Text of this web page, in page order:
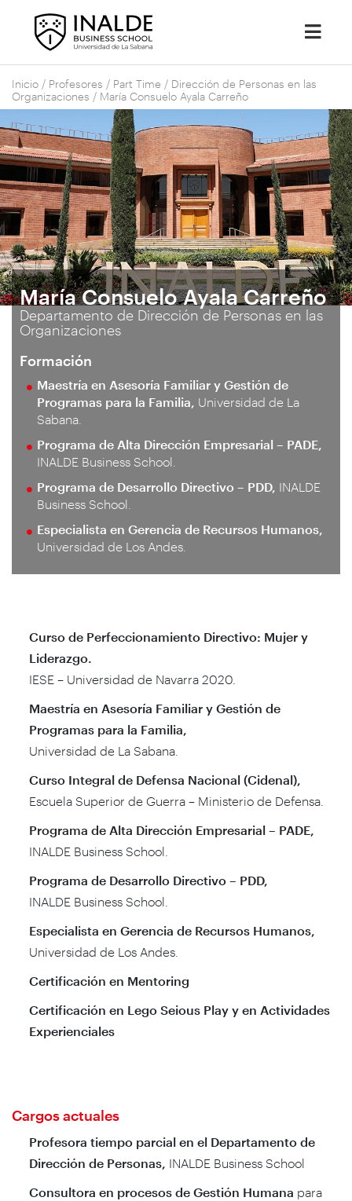
Inicio / Profesores / Part Time / Dirección de Personas en las
Organizaciones / María Consuelo Ayala Carreño
María Consuelo Ayala Carreño
Departamento de Dirección de Personas en las
Organizaciones
Formación
Maestría en Asesoría Familiar y Gestión de
Programas para la Familia, Universidad de La
Sabana.
Programa de Alta Dirección Empresarial – PADE,
INALDE Business School.
Programa de Desarrollo Directivo – PDD, INALDE
Business School.
Especialista en Gerencia de Recursos Humanos,
Universidad de Los Andes.
Curso de Perfeccionamiento Directivo: Mujer y
Liderazgo.
IESE – Universidad de Navarra 2020.
Maestría en Asesoría Familiar y Gestión de
Programas para la Familia,
Universidad de La Sabana.
Curso Integral de Defensa Nacional (Cidenal),
Escuela Superior de Guerra – Ministerio de Defensa.
Programa de Alta Dirección Empresarial – PADE,
INALDE Business School.
Programa de Desarrollo Directivo – PDD,
INALDE Business School.
Especialista en Gerencia de Recursos Humanos,
Universidad de Los Andes.
Certificación en Mentoring
Certificación en Lego Seious Play y en Actividades
Experienciales
Cargos actuales
Profesora tiempo parcial en el Departamento de
Dirección de Personas, INALDE Business School
Consultora en procesos de Gestión Humana para